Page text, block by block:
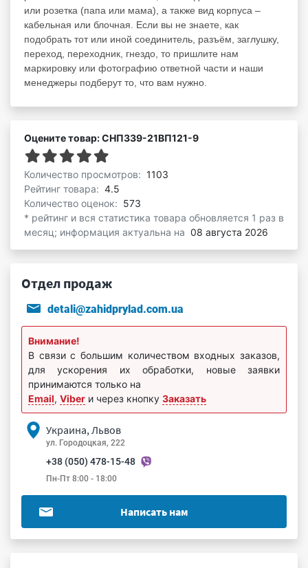
или розетка (папа или мама), а также вид корпуса –
кабельная или блочная. Если вы не знаете, как
подобрать тот или иной соединитель, разъём, заглушку,
переход, переходник, гнездо, то пришлите нам
маркировку или фотографию ответной части и наши
менеджеры подберут то, что вам нужно.
Оцените товар: СНП339-21ВП121-9
Количество просмотров: 1103
Рейтинг товара: 4.5
Количество оценок: 573
* рейтинг и вся статистика товара обновляется 1 раз в
месяц; информация актуальна на 08 августа 2026
Отдел продаж
detali@zahidprylad.com.ua
Внимание!
В связи с большим количеством входных заказов,
для ускорения их обработки, новые заявки
принимаются только на
Email, Viber и через кнопку Заказать
Украина, Львов
ул. Городоцкая, 222
+38 (050) 478-15-48
Пн-Пт 8:00 - 18:00
Написать нам